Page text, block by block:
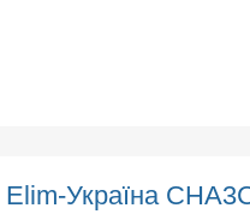
Elim-Україна